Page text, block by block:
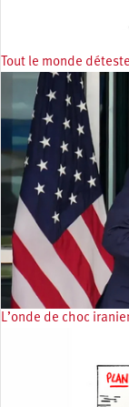
Tout le monde
L’onde de choc